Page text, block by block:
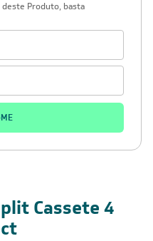
deste Produto, basta
Cassete 4